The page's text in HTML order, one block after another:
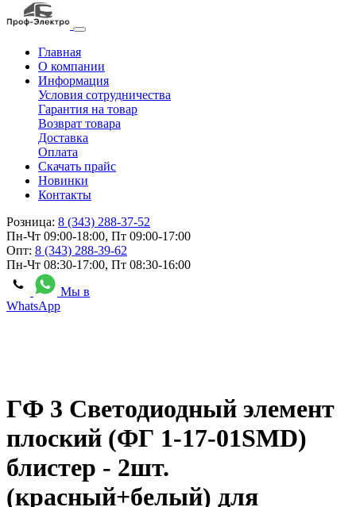
Главная
О компании
Информация
Условия сотрудничества
Гарантия на товар
Возврат товара
Доставка
Оплата
Скачать прайс
Новинки
Контакты
Розница: 8 (343) 288-37-52
Пн-Чт 09:00-18:00, Пт 09:00-17:00
Опт: 8 (343) 288-39-62
Пн-Чт 08:30-17:00, Пт 08:30-16:00
Мы в
WhatsApp
ГФ 3 Светодиодный элемент
плоский (ФГ 1-17-01SMD)
блистер - 2шт.
(красный+белый) для